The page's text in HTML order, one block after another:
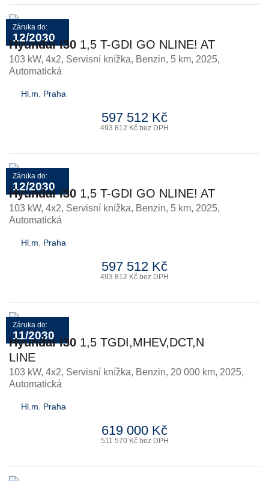
Záruka do:
12/2030
Hyundai i30 1,5 T-GDI GO NLINE! AT
103 kW, 4x2, Servisní knížka, Benzin, 5 km, 2025,
Automatická
Hl.m. Praha
597 512 Kč
493 812 Kč bez DPH
Záruka do:
12/2030
Hyundai i30 1,5 T-GDI GO NLINE! AT
103 kW, 4x2, Servisní knížka, Benzin, 5 km, 2025,
Automatická
Hl.m. Praha
597 512 Kč
493 812 Kč bez DPH
Záruka do:
11/2030
Hyundai i30 1,5 TGDI,MHEV,DCT,N
LINE
103 kW, 4x2, Servisní knížka, Benzin, 20 000 km, 2025,
Automatická
Hl.m. Praha
619 000 Kč
511 570 Kč bez DPH